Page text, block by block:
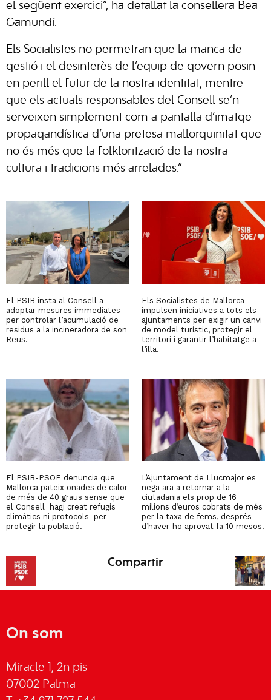
el següent exercici”, ha detallat la consellera Bea
Gamundí.
Els Socialistes no permetran que la manca de
gestió i el desinterès de l’equip de govern posin
en perill el futur de la nostra identitat, mentre
que els actuals responsables del Consell se’n
serveixen simplement com a pantalla d’imatge
propagandística d’una pretesa mallorquinitat que
no és més que la folklorització de la nostra
cultura i tradicions més arrelades.”
El PSIB insta al Consell a
adoptar mesures immediates
per controlar l’acumulació de
residus a la incineradora de son
Reus.
Els Socialistes de Mallorca
impulsen iniciatives a tots els
ajuntaments per exigir un canvi
de model turístic, protegir el
territori i garantir l’habitatge a
l’illa.
El PSIB-PSOE denuncia que
Mallorca pateix onades de calor
de més de 40 graus sense que
el Consell hagi creat refugis
climàtics ni protocols per
protegir la població.
L’Ajuntament de Llucmajor es
nega ara a retornar a la
ciutadania els prop de 16
milions d’euros cobrats de més
per la taxa de fems, després
d’haver-ho aprovat fa 10 mesos.
Compartir
On som
Miracle 1, 2n pis
07002 Palma